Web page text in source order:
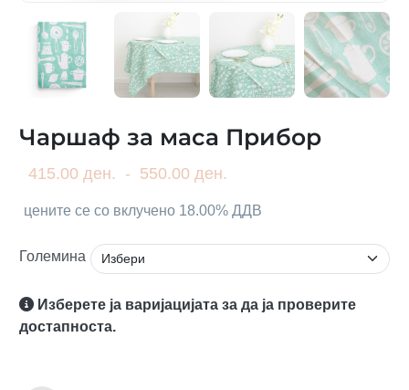
Чаршаф за маса Прибор
415.00 ден. - 550.00 ден.
цените се со вклучено 18.00% ДДВ
Големина
Изберете ја варијацијата за да ја проверите
достапноста.